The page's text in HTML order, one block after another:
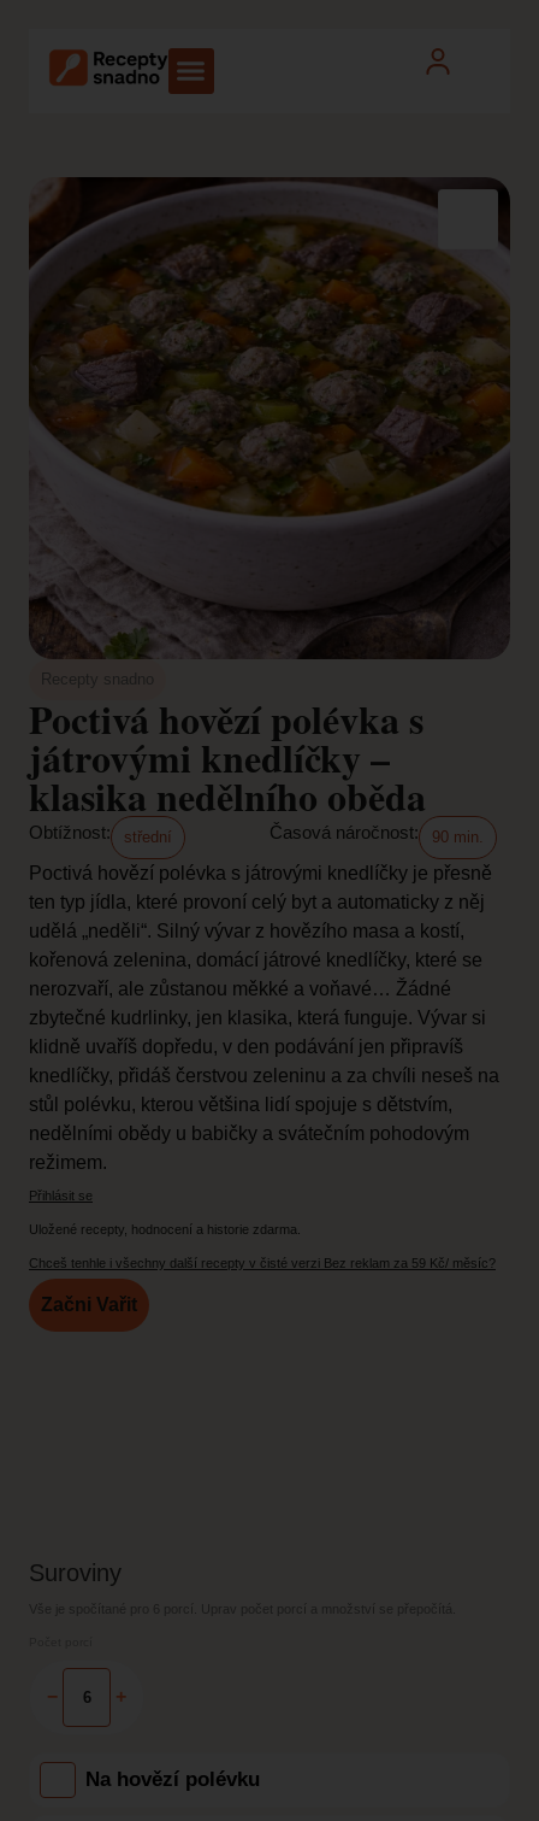
Recepty snadno
Poctivá hovězí polévka s
játrovými knedlíčky –
klasika nedělního oběda
Obtížnost: střední Časová náročnost: 90 min.
Poctivá hovězí polévka s játrovými knedlíčky je přesně
ten typ jídla, které provoní celý byt a automaticky z něj
udělá „neděli“. Silný vývar z hovězího masa a kostí,
kořenová zelenina, domácí játrové knedlíčky, které se
nerozvaří, ale zůstanou měkké a voňavé… Žádné
zbytečné kudrlinky, jen klasika, která funguje. Vývar si
klidně uvaříš dopředu, v den podávání jen připravíš
knedlíčky, přidáš čerstvou zeleninu a za chvíli neseš na
stůl polévku, kterou většina lidí spojuje s dětstvím,
nedělními obědy u babičky a svátečním pohodovým
režimem.
Přihlásit se
Uložené recepty, hodnocení a historie zdarma.
Chceš tenhle i všechny další recepty v čisté verzi Bez reklam za 59 Kč/ měsíc?
Začni Vařit
Suroviny
Vše je spočítané pro 6 porcí . Uprav počet porcí a množství se přepočítá.
− +
Na hovězí polévku